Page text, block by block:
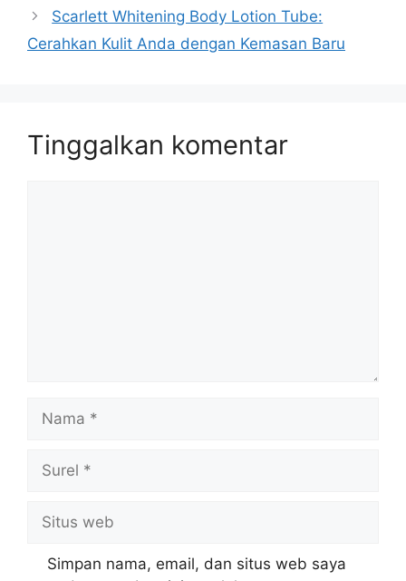
Scarlett Whitening Body Lotion Tube:
Cerahkan Kulit Anda dengan Kemasan Baru
Tinggalkan komentar
Nama
Surel
Situs
web
Simpan nama, email, dan situs web saya